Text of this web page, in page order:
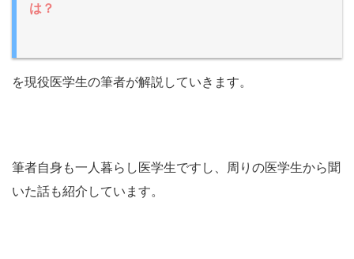
は？
を現役医学生の筆者が解説していきます。
筆者自身も一人暮らし医学生ですし、周りの医学生から聞
いた話も紹介しています。